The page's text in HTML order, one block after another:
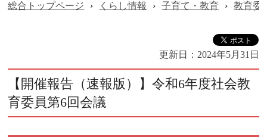
総合トップページ › くらし情報 › 子育て・教育 › 教育委
更新日： 2024年5月31日
【開催報告（速報版）】令和6年度社会教
育委員第6回会議